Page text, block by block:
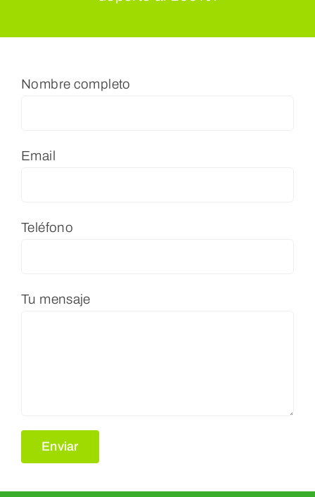
Nombre completo
Email
Teléfono
Tu mensaje